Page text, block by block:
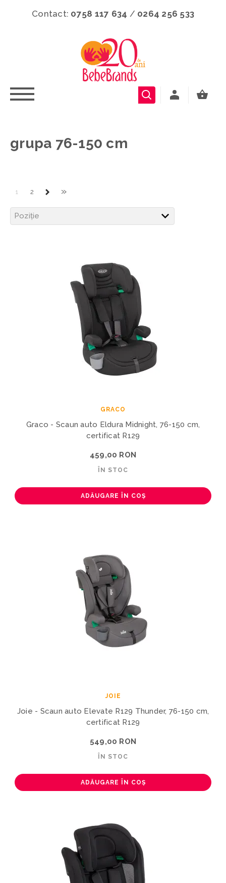
Contact: 0758 117 634 / 0264 256 533
grupa 76-150 cm
1 2 »
GRACO
Graco - Scaun auto Eldura Midnight, 76-150 cm,
certificat R129
459,00 RON
ÎN STOC
ADĂUGARE ÎN COȘ
JOIE
Joie - Scaun auto Elevate R129 Thunder, 76-150 cm,
certificat R129
549,00 RON
ÎN STOC
ADĂUGARE ÎN COȘ